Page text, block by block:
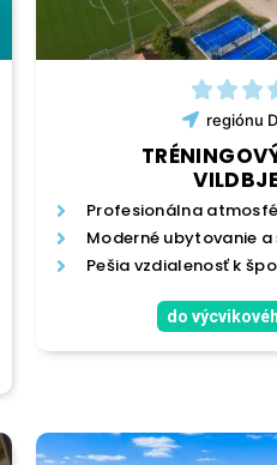
regiónu
Profesionálna
Moderné ubytovanie
Pešia vzdialenosť k
do